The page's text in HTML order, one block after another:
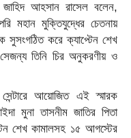
জাহিদ আহসান রাসেল বলেন,
মহান মুক্তিযুদ্ধের চেতনায়
সুসংগঠিত করে ক্যাপ্টেন শেখ
তিনি চির অনুকরণীয় ও
আয়োজিত এই স্মারক
মুনা তাসনীম জাতিরপিতা
শেখ কামালসহ ১৫ আগস্টের